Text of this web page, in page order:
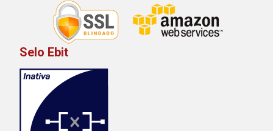
Selo Ebit